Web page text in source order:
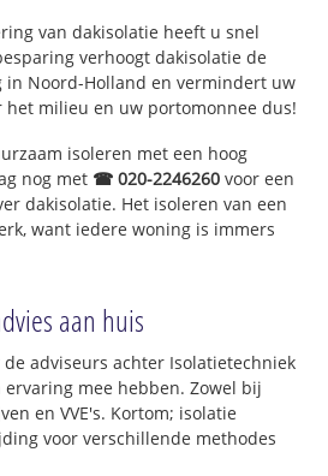
van dakisolatie heeft u snel
verhoogt dakisolatie de
in Noord-Holland en vermindert uw
het milieu en uw portomonnee dus!
isoleren met een hoog
nog met ☎ 020-2246260 voor een
dakisolatie. Het isoleren van een
want iedere woning is immers
aan huis
adviseurs achter Isolatietechniek
mee hebben. Zowel bij
en VVE's. Kortom; isolatie
voor verschillende methodes